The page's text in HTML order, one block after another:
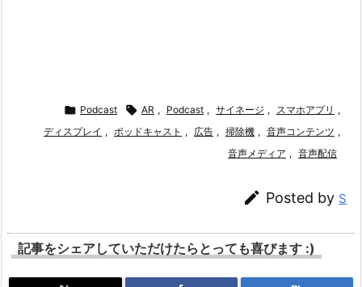
 Podcast  AR , Podcast , サイネージ , スマホアプリ ,
ディスプレイ , ポッドキャスト , 広告 , 掃除機 , 音声コンテンツ ,
音声メディア , 音声配信
 Posted by S
記事をシェアしていただけたらとっても喜びます :)